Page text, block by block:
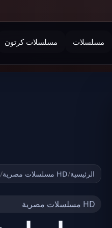
مسلسلات مسلسلات كرتون
الرئيسية/HD مسلسلات مصرية /
HD مسلسلات مصرية